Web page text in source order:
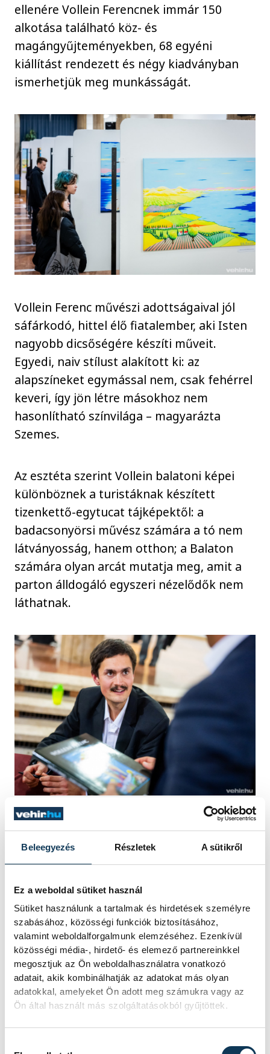
Beleegyezés Részletek A sütikről
Ez a weboldal sütiket használ
Sütiket használunk a tartalmak és hirdetések személyre
szabásához, közösségi funkciók biztosításához,
valamint weboldalforgalmunk elemzéséhez. Ezenkívül
közösségi média-, hirdető- és elemező partnereinkkel
megosztjuk az Ön weboldalhasználatra vonatkozó
adatait, akik kombinálhatják az adatokat más olyan
adatokkal, amelyeket Ön adott meg számukra vagy az
Ön által használt más szolgáltatásokból gyűjtöttek.
ellenére Vollein Ferencnek immár 150
alkotása található köz- és
magángyűjteményekben, 68 egyéni
kiállítást rendezett és négy kiadványban
ismerhetjük meg munkásságát.
Vollein Ferenc művészi adottságaival jól
sáfárkodó, hittel élő fiatalember, aki Isten
nagyobb dicsőségére készíti műveit.
Egyedi, naiv stílust alakított ki: az
alapszíneket egymással nem, csak fehérrel
keveri, így jön létre másokhoz nem
hasonlítható színvilága – magyarázta
Szemes.
Az esztéta szerint Vollein balatoni képei
különböznek a turistáknak készített
tizenkettő-egytucat tájképektől: a
badacsonyörsi művész számára a tó nem
látványosság, hanem otthon; a Balaton
számára olyan arcát mutatja meg, amit a
parton álldogáló egyszeri nézelődők nem
láthatnak.
A megnyitón közreműködött Petneházy
Attila színész és az Okuláris Zenekar. A
kiállítás november 19-ig látogatható.
kultúra
Ovádi Péter
Vollein Ferenc
Szemes Péter